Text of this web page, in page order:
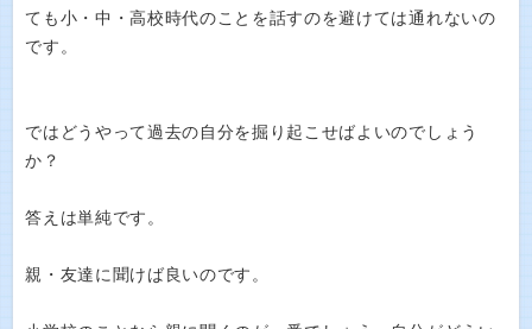
ても小・中・高校時代のことを話すのを避けては通れないの
です。
ではどうやって過去の自分を掘り起こせばよいのでしょう
か？
答えは単純です。
親・友達に聞けば良いのです。